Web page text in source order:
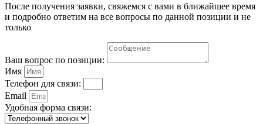
После получения заявки, свяжемся с вами в ближайшее время
и подробно ответим на все вопросы по данной позиции и не
только
Ваш вопрос по позиции:
Имя
Телефон для связи:
Email
Удобная форма связи: